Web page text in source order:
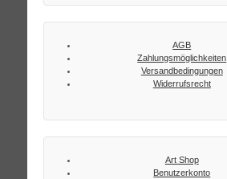
AGB
Zahlungsmöglichkeiten
Versandbedingungen
Widerrufsrecht
Art Shop
Benutzerkonto